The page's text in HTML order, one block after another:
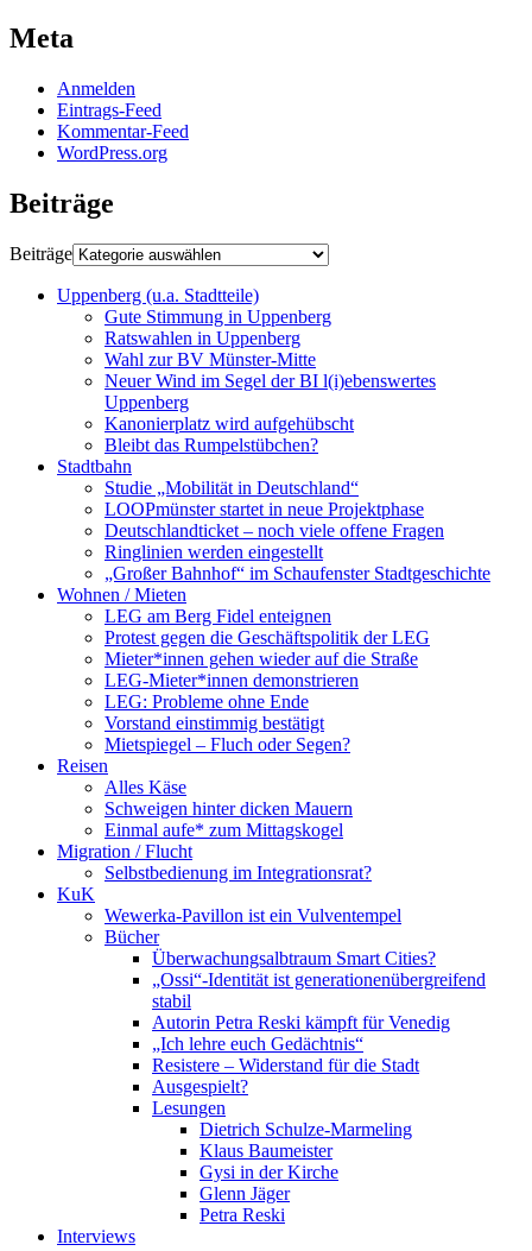
Meta
Anmelden
Eintrags-Feed
Kommentar-Feed
WordPress.org
Beiträge
Beiträge
Uppenberg (u.a. Stadtteile)
Gute Stimmung in Uppenberg
Ratswahlen in Uppenberg
Wahl zur BV Münster-Mitte
Neuer Wind im Segel der BI l(i)ebenswertes
Uppenberg
Kanonierplatz wird aufgehübscht
Bleibt das Rumpelstübchen?
Stadtbahn
Studie „Mobilität in Deutschland“
LOOPmünster startet in neue Projektphase
Deutschlandticket – noch viele offene Fragen
Ringlinien werden eingestellt
„Großer Bahnhof“ im Schaufenster Stadtgeschichte
Wohnen / Mieten
LEG am Berg Fidel enteignen
Protest gegen die Geschäftspolitik der LEG
Mieter*innen gehen wieder auf die Straße
LEG-Mieter*innen demonstrieren
LEG: Probleme ohne Ende
Vorstand einstimmig bestätigt
Mietspiegel – Fluch oder Segen?
Reisen
Alles Käse
Schweigen hinter dicken Mauern
Einmal aufe* zum Mittagskogel
Migration / Flucht
Selbstbedienung im Integrationsrat?
KuK
Wewerka-Pavillon ist ein Vulventempel
Bücher
Überwachungsalbtraum Smart Cities?
„Ossi“-Identität ist generationenübergreifend
stabil
Autorin Petra Reski kämpft für Venedig
„Ich lehre euch Gedächtnis“
Resistere – Widerstand für die Stadt
Ausgespielt?
Lesungen
Dietrich Schulze-Marmeling
Klaus Baumeister
Gysi in der Kirche
Glenn Jäger
Petra Reski
Interviews